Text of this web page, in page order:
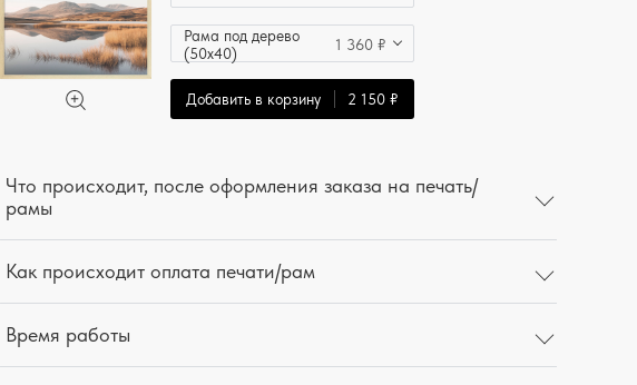
Рама под дерево
(50x40)
1 360 ₽
Добавить в корзину 2 150 ₽
Что происходит, после оформления заказа на печать/
рамы
Как происходит оплата печати/рам
Время работы